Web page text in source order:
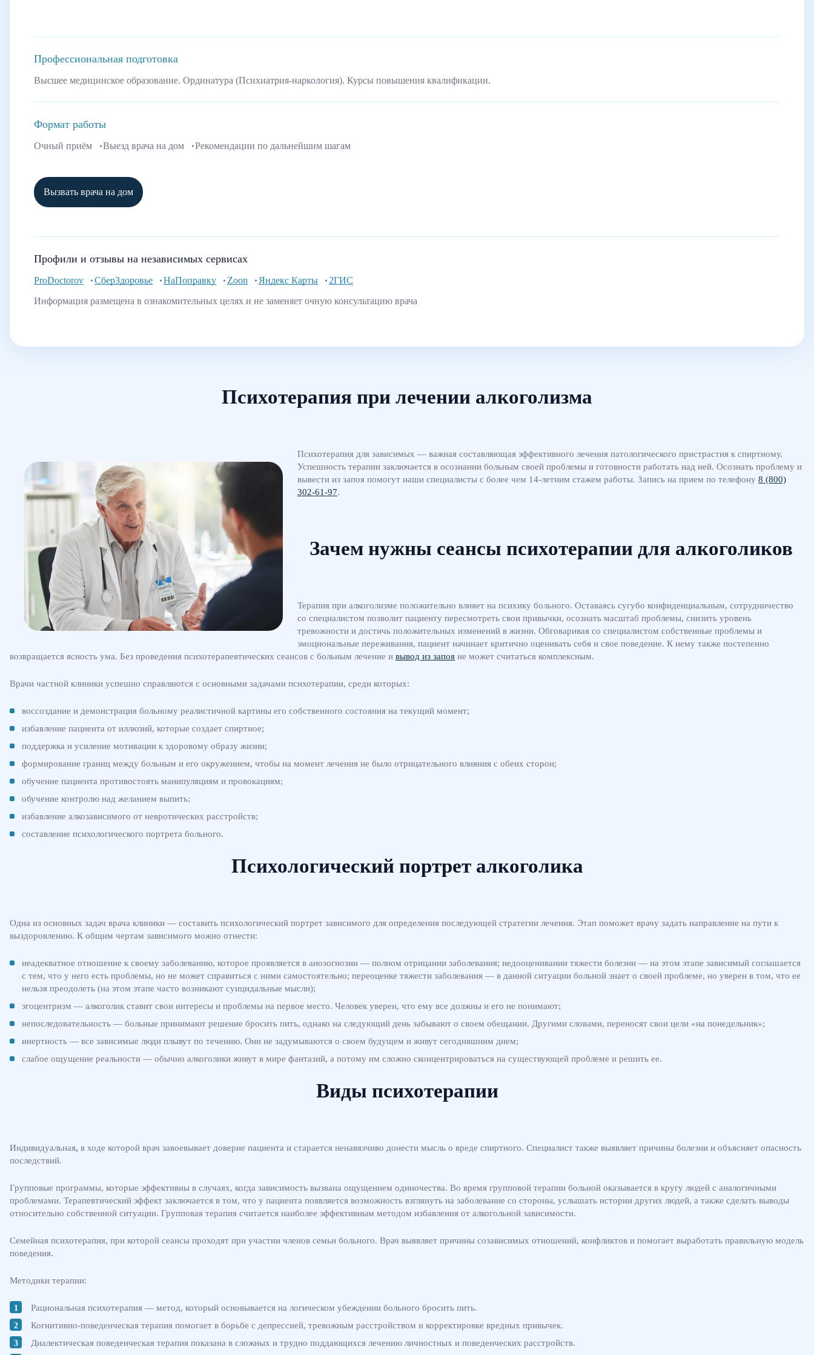
Профессиональная подготовка
Высшее медицинское образование. Ординатура (Психиатрия-наркология). Курсы повышения квалификации.
Формат работы
Очный приём Выезд врача на дом Рекомендации по дальнейшим шагам
Вызвать врача на дом
Профили и отзывы на независимых сервисах
ProDoctorov СберЗдоровье НаПоправку Zoon Яндекс Карты
2ГИС
Информация размещена в ознакомительных целях и не заменяет очную консультацию врача
Психотерапия при лечении алкоголизма
Психотерапия для зависимых — важная составляющая эффективного лечения патологического пристрастия к спиртному.
Успешность терапии заключается в осознании больным своей проблемы и готовности работать над ней. Осознать проблему и
вывести из запоя помогут наши специалисты с более чем 14-летним стажем работы. Запись на прием по телефону 8 (800)
302-61-97.
Зачем нужны сеансы психотерапии для алкоголиков
Терапия при алкоголизме положительно влияет на психику больного. Оставаясь сугубо конфиденциальным, сотрудничество
со специалистом позволит пациенту пересмотреть свои привычки, осознать масштаб проблемы, снизить уровень
тревожности и достичь положительных изменений в жизни. Обговаривая со специалистом собственные проблемы и
эмоциональные переживания, пациент начинает критично оценивать себя и свое поведение. К нему также постепенно
возвращается ясность ума. Без проведения психотерапевтических сеансов с больным лечение и вывод из запоя не может считаться комплексным.
Врачи частной клиники успешно справляются с основными задачами психотерапии, среди которых:
воссоздание и демонстрация больному реалистичной картины его собственного состояния на текущий момент;
избавление пациента от иллюзий, которые создает спиртное;
поддержка и усиление мотивации к здоровому образу жизни;
формирование границ между больным и его окружением, чтобы на момент лечения не было отрицательного влияния с обеих сторон;
обучение пациента противостоять манипуляциям и провокациям;
обучение контролю над желанием выпить;
избавление алкозависимого от невротических расстройств;
составление психологического портрета больного.
Психологический портрет алкоголика
Одна из основных задач врача клиники — составить психологический портрет зависимого для определения последующей стратегии лечения. Этап поможет врачу задать направление на пути к
выздоровлению. К общим чертам зависимого можно отнести:
неадекватное отношение к своему заболеванию, которое проявляется в анозогнозии — полном отрицании заболевания; недооценивании тяжести болезни — на этом этапе зависимый соглашается
с тем, что у него есть проблемы, но не может справиться с ними самостоятельно; переоценке тяжести заболевания — в данной ситуации больной знает о своей проблеме, но уверен в том, что ее
нельзя преодолеть (на этом этапе часто возникают суицидальные мысли);
эгоцентризм — алкоголик ставит свои интересы и проблемы на первое место. Человек уверен, что ему все должны и его не понимают;
непоследовательность — больные принимают решение бросить пить, однако на следующий день забывают о своем обещании. Другими словами, переносят свои цели «на понедельник»;
инертность — все зависимые люди плывут по течению. Они не задумываются о своем будущем и живут сегодняшним днем;
слабое ощущение реальности — обычно алкоголики живут в мире фантазий, а потому им сложно сконцентрироваться на существующей проблеме и решить ее.
Виды психотерапии
Индивидуальная, в ходе которой врач завоевывает доверие пациента и старается ненавязчиво донести мысль о вреде спиртного. Специалист также выявляет причины болезни и объясняет опасность
последствий.
Групповые программы, которые эффективны в случаях, когда зависимость вызвана ощущением одиночества. Во время групповой терапии больной оказывается в кругу людей с аналогичными
проблемами. Терапевтический эффект заключается в том, что у пациента появляется возможность взглянуть на заболевание со стороны, услышать истории других людей, а также сделать выводы
относительно собственной ситуации. Групповая терапия считается наиболее эффективным методом избавления от алкогольной зависимости.
Семейная психотерапия, при которой сеансы проходят при участии членов семьи больного. Врач выявляет причины созависимых отношений, конфликтов и помогает выработать правильную модель
поведения.
Методики терапии:
Рациональная психотерапия — метод, который основывается на логическом убеждении больного бросить пить.
Когнитивно-поведенческая терапия помогает в борьбе с депрессией, тревожным расстройством и корректировке вредных привычек.
Диалектическая поведенческая терапия показана в сложных и трудно поддающихся лечению личностных и поведенческих расстройств.